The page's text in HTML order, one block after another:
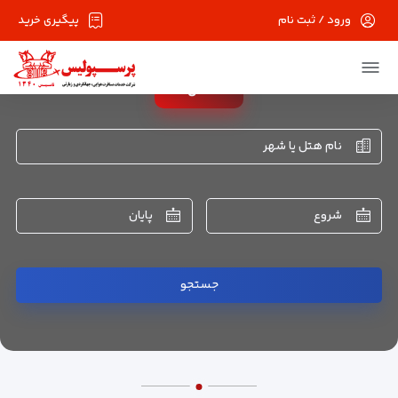
پیگیری خرید ورود / ثبت نام
هتل
نام هتل یا شهر
شروع پایان
جستجو